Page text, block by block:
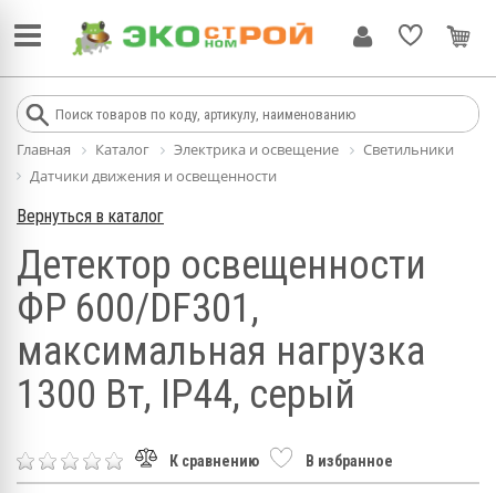
Главная Каталог Электрика и освещение
Светильники
Датчики движения и освещенности
Вернуться в каталог
Детектор освещенности
ФР 600/DF301,
максимальная нагрузка
1300 Вт, IP44, серый
К сравнению В избранное